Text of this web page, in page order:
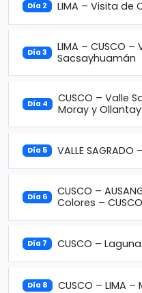
Día 2 LIMA – Visita de
Día 3
LIMA – CUSCO
Sacsayhuamán
Día 4
CUSCO – Valle
Moray y
Día 5 VALLE
Día 6
CUSCO –
Colores – CUSCO
Día 7 CUSCO –
Día 8 CUSCO – LIMA –